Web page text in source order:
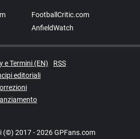
FootballCritic.com
AnfieldWatch
e Termini (EN)
RSS
editoriali
(©) 2017 - 2026 GPFans.com